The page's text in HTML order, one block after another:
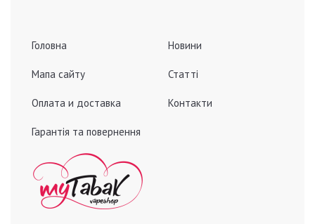
Головна
Мапа сайту
Оплата и доставка
Гарантія та повернення
Новини
Статті
Контакти